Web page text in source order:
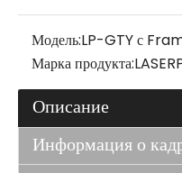
Модель:LP-GTY с
Марка продукта:
Описание
Информация о